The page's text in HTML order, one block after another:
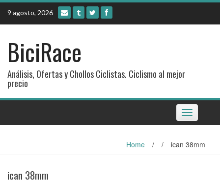
Skip
content
9 agosto, 2026
BiciRace
Análisis, Ofertas y Chollos Ciclistas. Ciclismo al mejor
precio
Toggle
navigation
Home / / ican 38mm
ican 38mm